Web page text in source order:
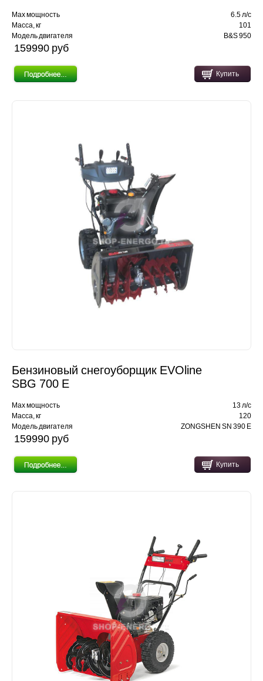
Max мощность
6.5 л/с
Масса, кг
101
Модель двигателя
B&S 950
159990 pуб
Купить
Бензиновый снегоуборщик EVOline
SBG 700 E
Max мощность
13 л/с
Масса, кг
120
Модель двигателя
ZONGSHEN SN 390 E
159990 pуб
Купить